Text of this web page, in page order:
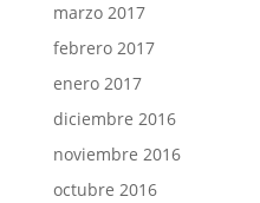
marzo 2017
febrero 2017
enero 2017
diciembre 2016
noviembre 2016
octubre 2016